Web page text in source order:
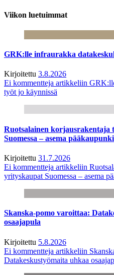
Viikon luetuimmat
GRK:lle infraurakka
Kirjoitettu 3.8.2026
Ei kommentteja artikkeliin
työt jo käynnissä
Ruotsalainen korjausrakentaja
Suomessa – asema
Kirjoitettu 31.7.2026
Ei kommentteja artikkeliin
yrityskaupat Suomessa – asema
Skanska-pomo varoittaa:
osaajapula
Kirjoitettu 5.8.2026
Ei kommentteja artikkeliin
Datakeskustyömaita uhkaa